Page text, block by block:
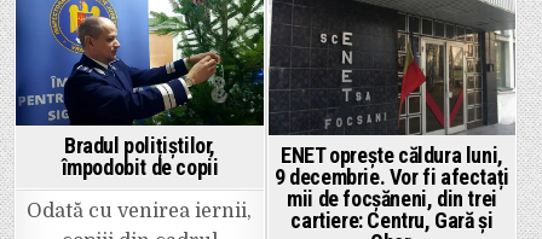
fisă.
ENET
a
”spart”
iarăși
trotuarul
de
pe
strada
Peneș
Curcanul,
poate-
poate
o
Posted
in
Bradul polițiștilor,
împodobit de copii
Odată cu venirea iernii,
Posted
ENET oprește căldura luni,
9 decembrie. Vor fi afectați
mii de focșăneni, din trei
cartiere: Centru, Gară și